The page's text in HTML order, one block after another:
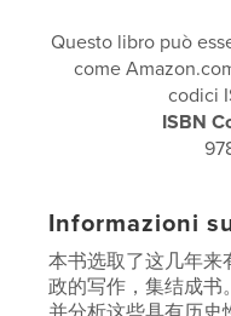
Questo libro può
come
codici
ISBN
Informazioni
本书选取了这几年来
政的写作，集结成书